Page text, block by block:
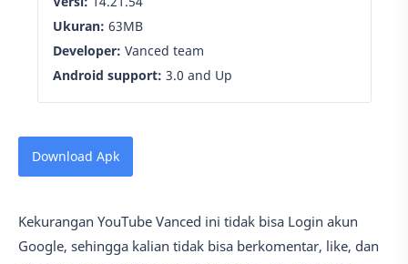
Ukuran: 63MB
Developer: Vanced team
Android support: 3.0 and Up
Download Apk
Kekurangan YouTube Vanced ini tidak bisa Login akun
Google, sehingga kalian tidak bisa berkomentar, like, dan